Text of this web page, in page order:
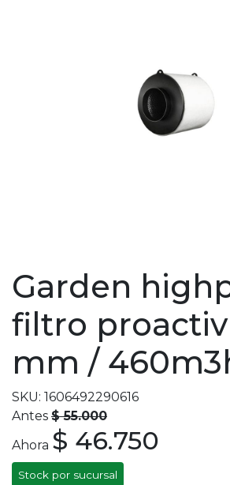
Garden
filtro proactiv
mm /
SKU: 1606492290616
Antes $ 55.000
Ahora $ 46.750
Stock por sucursal